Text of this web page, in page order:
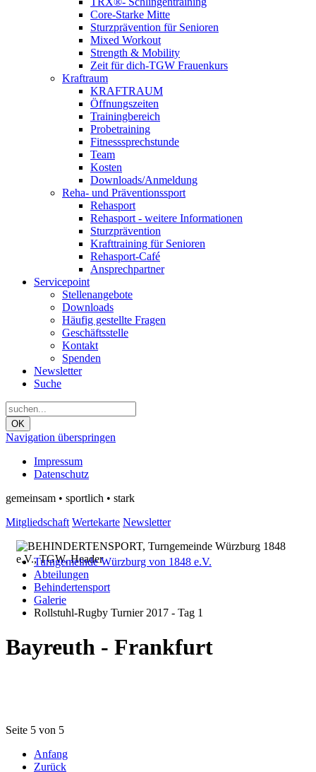
Core-Starke Mitte
Sturzprävention für Senioren
Mixed Workout
Strength & Mobility
Zeit für dich-TGW Frauenkurs
Kraftraum
KRAFTRAUM
Öffnungszeiten
Trainingbereich
Probetraining
Fitnesssprechstunde
Team
Kosten
Downloads/Anmeldung
Reha- und Präventionssport
Rehasport
Rehasport - weitere Informationen
Sturzprävention
Krafttraining für Senioren
Rehasport-Café
Ansprechpartner
Servicepoint
Stellenangebote
Downloads
Häufig gestellte Fragen
Geschäftsstelle
Kontakt
Spenden
Newsletter
Suche
OK
Navigation überspringen
Impressum
Datenschutz
gemeinsam • sportlich • stark
Mitgliedschaft Wertekarte Newsletter
Turngemeinde Würzburg von 1848 e.V.
Abteilungen
Behindertensport
Galerie
Rollstuhl-Rugby Turnier 2017 - Tag 1
Bayreuth - Frankfurt
Seite 5 von 5
Anfang
Zurück